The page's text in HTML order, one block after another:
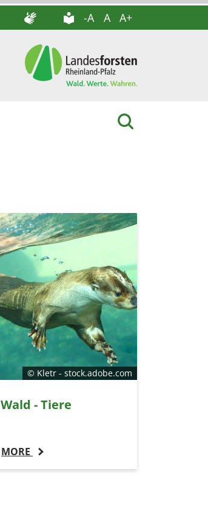
-A A A+
© Kletr - stock.adobe.com
Wald - Tiere
MORE